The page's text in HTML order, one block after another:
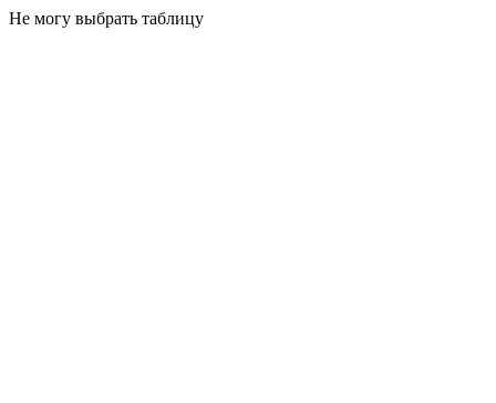
Не могу выбрать таблицу